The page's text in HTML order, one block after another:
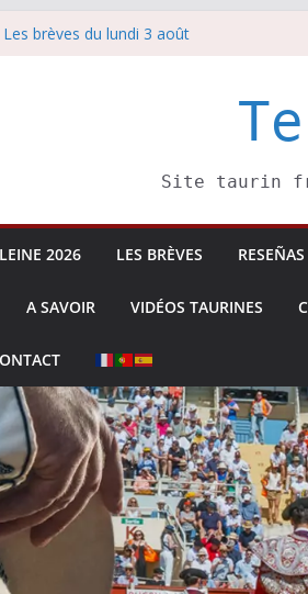
Les brèves du lundi 3 août
Site taurin
2026 LES BRÈVES RESEÑAS
A SAVOIR VIDÉOS TAURINES